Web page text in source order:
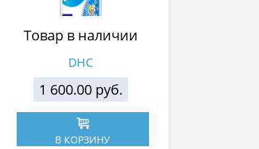
Товар в наличии
DHC
1 600.00 руб.
В КОРЗИНУ